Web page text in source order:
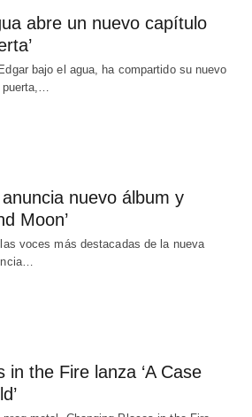
abre un nuevo capítulo
bajo el agua, ha compartido su nuevo
puerta,…
nuevo álbum y
Moon’
voces más destacadas de la nueva
in the Fire lanza ‘A Case